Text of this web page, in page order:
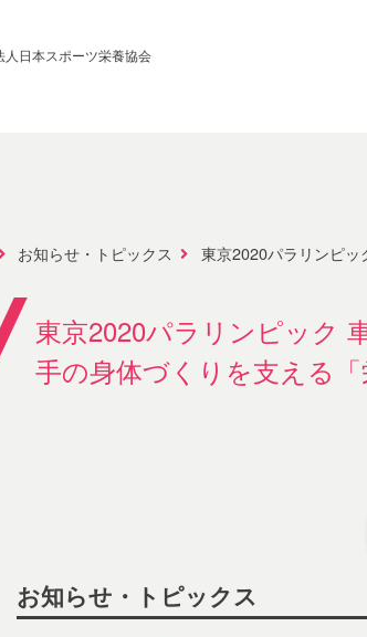
人日本スポーツ栄養協会
お知らせ・トピックス 東京2020パラリンピック 車い
東京2020パラリンピック
手の身体づくりを支える
お知らせ・トピックス